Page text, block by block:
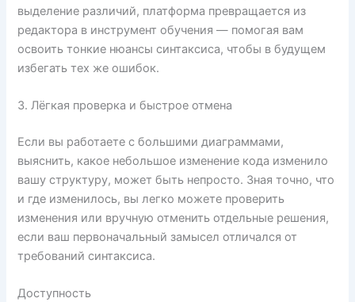
выделение различий, платформа превращается из
редактора в инструмент обучения — помогая вам
освоить тонкие нюансы синтаксиса, чтобы в будущем
избегать тех же ошибок.
3. Лёгкая проверка и быстрое отмена
Если вы работаете с большими диаграммами,
выяснить, какое небольшое изменение кода изменило
вашу структуру, может быть непросто. Зная точно, что
и где изменилось, вы легко можете проверить
изменения или вручную отменить отдельные решения,
если ваш первоначальный замысел отличался от
требований синтаксиса.
Доступность